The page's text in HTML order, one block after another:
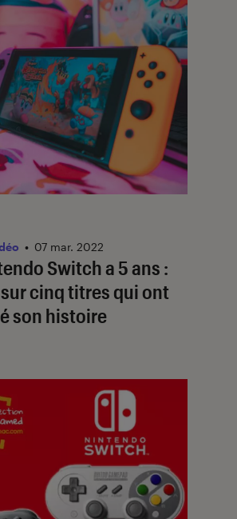
Switch a 5 ans :
cinq titres qui ont
son histoire
• 07 mar. 2022